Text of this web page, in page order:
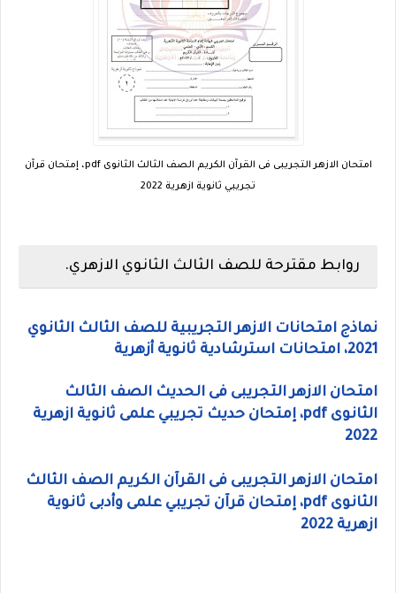
امتحان الازهر التجريبى فى القرآن الكريم الصف الثالث الثانوى pdf، إمتحان قرآن
تجريبي ثانوية ازهرية 2022
روابط مقترحة للصف الثالث الثانوي الازهري.
نماذج امتحانات الازهر التجريبية للصف الثالث الثانوي
2021، امتحانات استرشادية ثانوية أزهرية
امتحان الازهر التجريبى فى الحديث الصف الثالث
الثانوى pdf، إمتحان حديث تجريبي علمى ثانوية ازهرية
2022
امتحان الازهر التجريبى فى القرآن الكريم الصف الثالث
الثانوى pdf، إمتحان قرآن تجريبي علمى وأدبى ثانوية
ازهرية 2022